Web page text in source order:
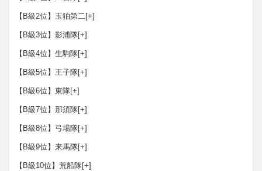
【B級2位】玉狛第二[+]
【B級3位】影浦隊[+]
【B級4位】生駒隊[+]
【B級5位】王子隊[+]
【B級6位】東隊[+]
【B級7位】那須隊[+]
【B級8位】弓場隊[+]
【B級9位】来馬隊[+]
【B級10位】荒船隊[+]